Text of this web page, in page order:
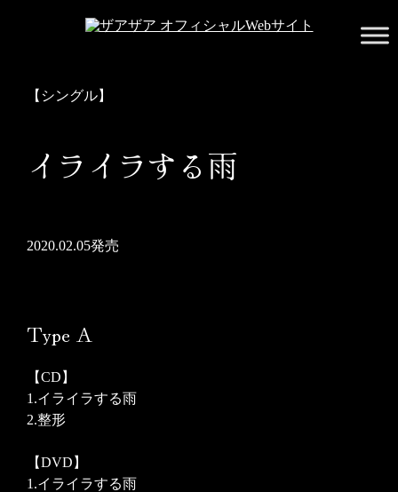
正しくお付き合いください
【シングル】
イライラする雨
2020.02.05発売
Type A
【CD】
1.イライラする雨
2.整形
【DVD】
1.イライラする雨